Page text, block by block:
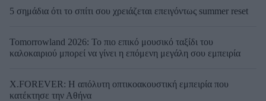
5 σημάδια ότι το σπίτι σου χρειάζεται επειγόντως summer reset
Tomorrowland 2026: Το πιο επικό μουσικό ταξίδι του
καλοκαιριού μπορεί να γίνει η επόμενη μεγάλη σου εμπειρία
X.FOREVER: Η απόλυτη οπτικοακουστική εμπειρία που
κατέκτησε την Αθήνα